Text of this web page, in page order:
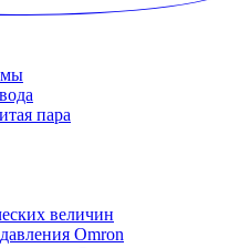
пара
величин
Omron